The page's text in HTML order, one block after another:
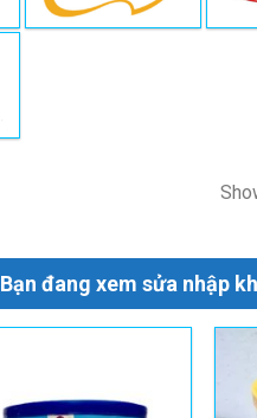
Bạn đang xem sửa nhập